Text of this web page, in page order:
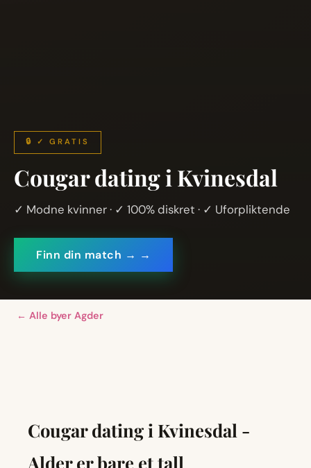
🔒 ✓ GRATIS
Cougar dating i Kvinesdal
✓ Modne kvinner · ✓ 100% diskret · ✓ Uforpliktende
Finn din match → →
← Alle byer Agder
Cougar dating i Kvinesdal -
Alder er bare et tall